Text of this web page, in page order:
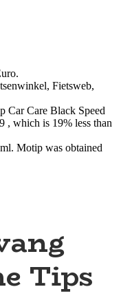
Fietsweb,
Car Care Black Speed
, which is 19% less than
Motip was obtained
Tips